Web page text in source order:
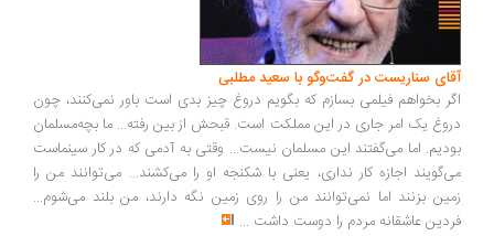
سناریست در گفت‌وگو با سعید مطلبی
بخواهم فیلمی بسازم که بگویم دروغ چیز بدی است باور نمی‌کنند، چون
یک امر جاری در این مملکت است. قبحش از بین رفته... ما بچه‌مسلمان
اما می‌گفتند این مسلمان نیست... وقتی به آدمی که در کار سینماست
اجازه کار نداری، یعنی با شکنجه او را می‌کشند... می‌توانند من را
بزنند اما نمی‌توانند من را روی زمین نگه دارند، من بلند می‌شوم...
عاشقانه مردم را دوست داشت ...